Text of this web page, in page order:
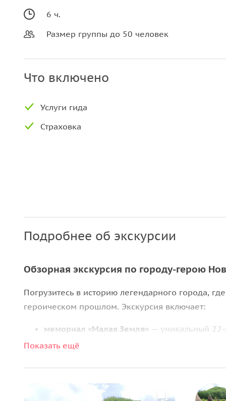
6 ч.
Размер группы до 50 человек
Что включено
Услуги гида
Страховка
Подробнее об экскурсии
Обзорная экскурсия по городу-герою
Погрузитесь в историю легендарного города,
героическом прошлом. Экскурсия включает:
мемориал «Малая Земля» — уникальный
Внутри вас ждет музей «Галерея боевой
моментом в освобождении города;
исторический центр — здесь сохранилась
Показать ещё